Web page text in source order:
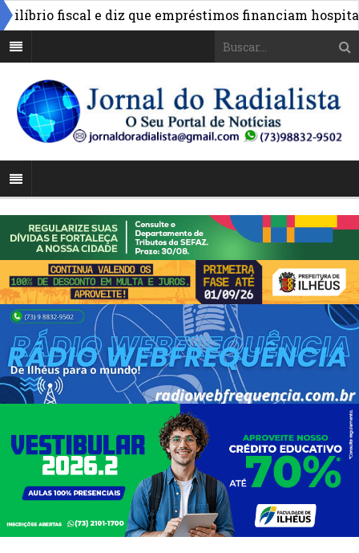
fiscal e diz que empréstimos financiam hospitais e